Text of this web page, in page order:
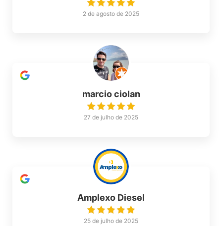
2 de agosto de 2025
marcio ciolan
27 de julho de 2025
Amplexo Diesel
25 de julho de 2025